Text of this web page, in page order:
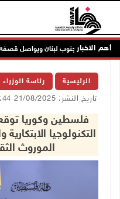
أهم الاخبار
الجبل جنوب لبنان ويواصل قصفه
الرئيسية رئاسة الوزراء
تاريخ النشر: 21/08/2025 03:44 م
فلسطين وكوريا
التكنولوجيا
الموروث